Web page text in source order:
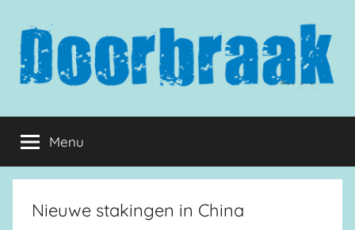
inhoud
springen
Doorbraak.eu
Menu
Nieuwe stakingen in China